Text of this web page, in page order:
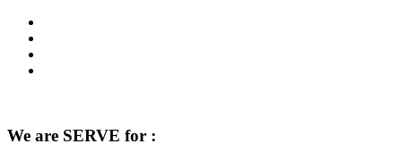
We are SERVE for :